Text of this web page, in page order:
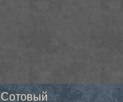
Сотовый